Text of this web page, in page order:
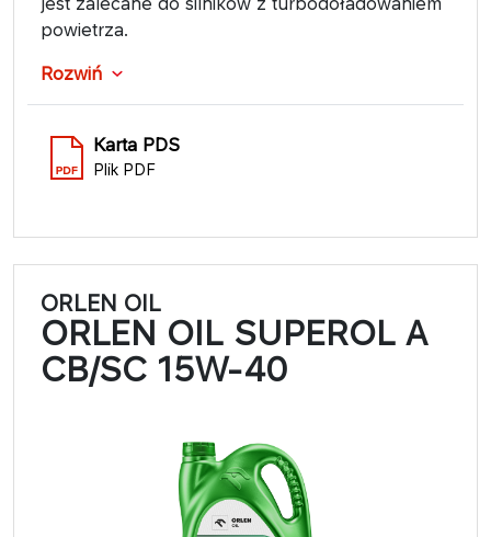
powietrza.
Rozwiń
Karta PDS
Plik PDF
ORLEN OIL
ORLEN OIL SUPEROL A
CB/SC 15W-40